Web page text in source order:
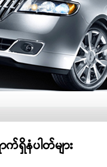
ရှိနံပါတ်များ